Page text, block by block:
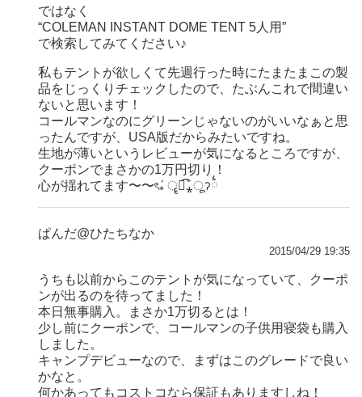
ではなく
“COLEMAN INSTANT DOME TENT 5人用”
で検索してみてください♪
私もテントが欲しくて先週行った時にたまたまこの製
品をじっくりチェックしたので、たぶんこれで間違い
ないと思います！
コールマンなのにグリーンじゃないのがいいなぁと思
ったんですが、USA版だからみたいですね。
生地が薄いというレビューが気になるところですが、
クーポンでまさかの1万円切り！
心が揺れてます〜〜ৎ⁎́ ॄཻ͡⁎̀ूॽ྆྆
ぱんだ@ひたちなか
2015/04/29 19:35
うちも以前からこのテントが気になっていて、クーポ
ンが出るのを待ってました！
本日無事購入。まさか1万切るとは！
少し前にクーポンで、コールマンの子供用寝袋も購入
しました。
キャンプデビューなので、まずはこのグレードで良い
かなと。
何かあってもコストコなら保証もありますしね！